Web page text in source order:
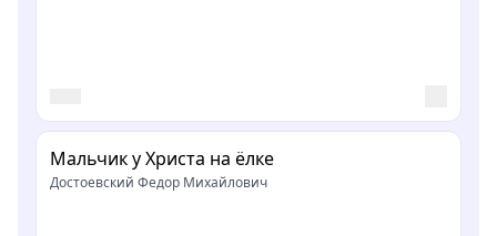
Мальчик у Христа на ёлке
Достоевский Федор Михайлович